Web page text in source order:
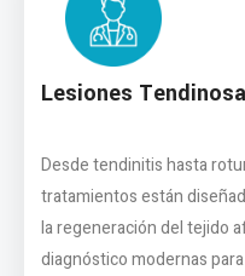
Lesiones
Desde tendinitis hasta
tratamientos están
la regeneración del tejido
diagnóstico modernas